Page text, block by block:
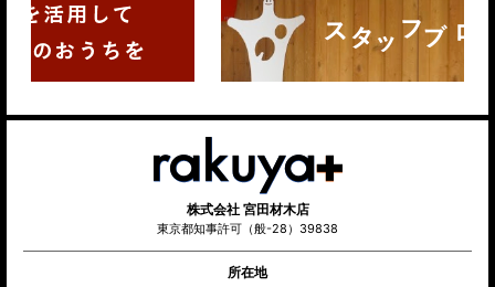
株式会社 宮田材木店
東京都知事許可（般-28）39838
所在地